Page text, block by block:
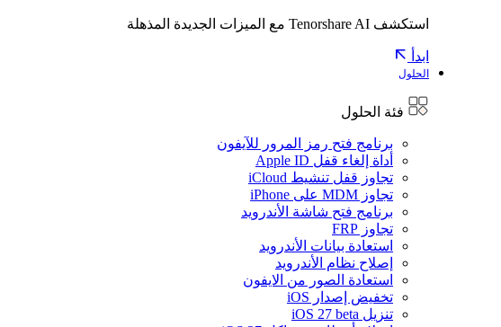
استكشف Tenorshare AI مع الميزات الجديدة المذهلة
ابدأ
الحلول
فئة الحلول
برنامج فتح رمز المرور للآيفون
أداة إلغاء قفل Apple ID
تجاوز قفل تنشيط iCloud
تجاوز MDM على iPhone
برنامج فتح شاشة الأندرويد
تجاوز FRP
استعادة بيانات الأندرويد
إصلاح نظام الأندرويد
استعادة الصور من الايفون
تخفيض إصدار iOS
تنزيل iOS 27 beta